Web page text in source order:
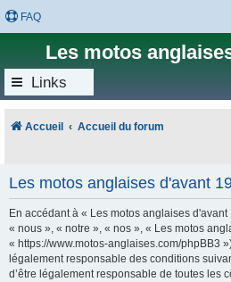
FAQ
Les motos
Links
Accueil Accueil du forum
Les motos anglaises d'avant
En accédant à « Les motos anglaises
« nous », « notre », « nos », « Les motos
« https://www.motos-anglaises.com/phpBB3
légalement responsable des conditions
d’être légalement responsable de toutes les